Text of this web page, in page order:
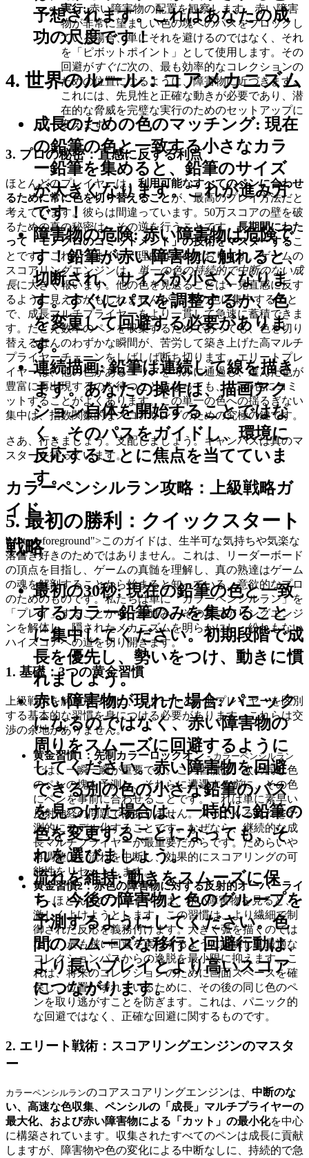
予想されます。これはあなたの成
功の尺度です！
4. 世界のルール：コアメカニズム
成長のための色のマッチング: 現在
の鉛筆の色と一致する小さなカラ
ー鉛筆を集めると、鉛筆のサイズ
が大きくなります。これが進み方
です！
障害物の危険:赤い障害物は危険で
す！鉛筆が赤い障害物に触れると、
切断され、サイズが小さくなりま
す。すぐにパスを調整するか、色
を変更して回避する必要がありま
す。
連続描画:鉛筆は連続して線を描き
ます。あなたの操作は、描画アク
ション自体を開始することではな
く、そのパスをガイドし、環境に
反応することに焦点を当てていま
す。
5. 最初の勝利：クイックスタート
戦略
最初の30秒:現在の鉛筆の色と一致
するカラー鉛筆のみを集めること
に集中してください。初期段階で成
長を優先し、勢いをつけ、動きに慣
れましょう。
赤い障害物が現れた場合:パニック
になるのではなく、赤い障害物の
周りをスムーズに回避するように
してください。赤い障害物を回避
できる別の色の小さな鉛筆のパス
を見つけた場合は、一時的に鉛筆の
色を変更することになっても、そ
れを選びましょう。
流れを維持:動きをスムーズに保
ち、今後の障害物と色のグループを
予測するようにしてください。色
間のスムーズな移行と回避行動は、
より長いプレイとより高いスコア
につながります。
実行:赤い障害物の配置を観察します。赤い障害
物が非常に望ましい色の塊へのパスをブロックし
ている場合、単にそれを避けるのではなく、それ
を「ピボットポイント」として使用します。その
回避がすぐに次の、最も効率的なコレクションの
ための位置になるように、障害物に近づきます。
これには、先見性と正確な動きが必要であり、潜
在的な脅威を完璧な実行のためのセットアップに
変えます。
3. プロの秘密：直感に反する利点
ほとんどのプレイヤーは、 利用可能なすべてのペンに合わせ
るために常に色を切り替えることが、最高のプレイ方法だと
考えています。彼らは間違っています。50万スコアの壁を破
るための真の秘密は、その逆を行うことです。長期間にわた
って「モノクロのコミットメント」の技術をマスターするこ
とです。これがうまくいく理由は次のとおりです。ゲームの
スコアリングエンジンは、 単一の色の持続的で中断のない成
長に大きく報います。他の色を見送ることは一見直感に反す
るように見えるかもしれませんが、1つの色に集中すること
で、成長マルチプライヤーをより一貫して急速に蓄積できま
す。たとえ数本のペンを収集するためであっても、色を切り
替えるほんのわずかな瞬間が、苦労して築き上げた高マルチ
プライヤーチェーンをしばしば断ち切ります。エリートプレ
イヤーは、他の色があるエリアを巧みに通過し、選んだ色が
豊富に再出現するのを待つことになっても、1つの色にコミ
ットすることがよくあります。この単一の色への揺るぎない
集中は、指数関数的なスコアリングのための究極の鍵です。
さあ、行きましょう。支配しましょう。キャンバスは真のマ
スターを待っています。
カラーペンシルラン攻略：上級戦略ガ
イド
b-4 text-foreground">このガイドは、生半可な気持ちや気楽な
落書き好きのためではありません。これは、リーダーボード
の頂点を目指し、ゲームの真髄を理解し、真の熟達はゲーム
の魂を解剖することから始まると知っている、意欲的なプロ
のためのものです。私たちは単に「カラーペンシルラン」を
「プレイ」することから一歩進み、そのスコアリングエンジ
ンを解体し、隠されたメカニズムを明らかにし、紛れもない
ハイスコアへの道を切り開きます。
1. 基礎：3つの黄金習慣
上級戦術を解き放つ前に、エリートと一般プレイヤーを区別
する基本的な習慣を身につける必要があります。これらは交
渉の余地がありません。
黄金習慣1：先制カラーロックオン -カラーペンシルラン
では、一瞬一瞬が重要です。この習慣は、次の同じ色
のペンの塊を予測し、それらに遭遇する前に、その色
にペンを事前に合わせることです。これは単に素早い
反射神経の問題ではありません。入ってくる流れを予
測的にモデル化することです。なぜなら、継続的な成
長マルチプライヤーが最重要だからです。ためらいや
再調整は、流れを中断し、効果的にスコアリングの可
能性をリセットします。
黄金習慣2：赤色の障害物に対する反射的オーバーライ
ド- ほとんどのプレイヤーは、赤い障害物を見ると、
激しくよけようとします。この習慣は、より繊細で制
御された反応を義務付けます。大きく弧を描くのでは
なく、最も狭い回避を実行するように訓練し、最適な
コレクションパスからの逸脱を最小限に抑えます。こ
れは、将来のコレクションのために画面スペースを確
保し、位置がずれているために、その後の同じ色のペ
ンを取り逃がすことを防ぎます。これは、パニック的
な回避ではなく、正確な回避に関するものです。
2. エリート戦術：スコアリングエンジンのマスタ
ー
カラーペンシルランのコアスコアリングエンジンは、 中断のな
い、高速な色収集、ペンシルの「成長」マルチプライヤーの
最大化、および赤い障害物による「カット」の最小化を中心
に構築されています。収集されたすべてのペンは成長に貢献
しますが、障害物や色の変化による中断なしに、持続的で急